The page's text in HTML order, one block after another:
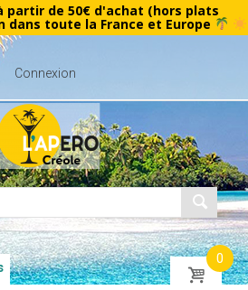
partir de 50€ d'achat (hors plats
dans toute la France et Europe
Connexion
0